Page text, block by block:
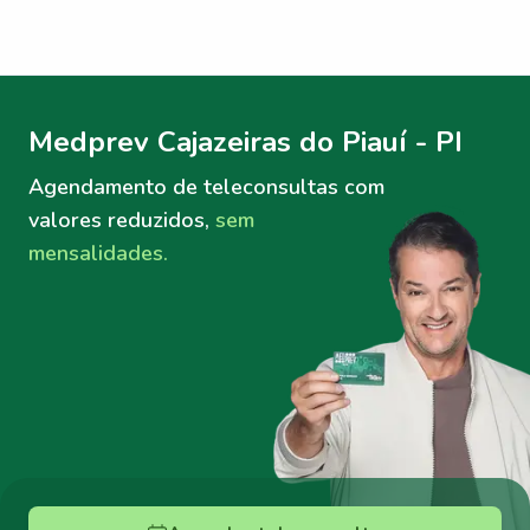
Medprev Cajazeiras do Piauí - PI
Agendamento de teleconsultas com
valores reduzidos, sem
mensalidades.